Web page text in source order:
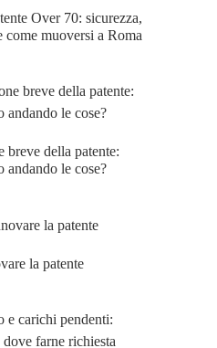
Over 70: sicurezza,
come muoversi a Roma
breve della patente:
andando le cose?
la patente